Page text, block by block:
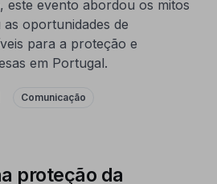
este evento abordou os mitos
oportunidades de
para a proteção e
em Portugal.
Comunicação
proteção da